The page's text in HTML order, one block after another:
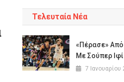
Τελευταία Νέα
«Πέρασε»
Με Σούπερ
7 Ιανουαρίου